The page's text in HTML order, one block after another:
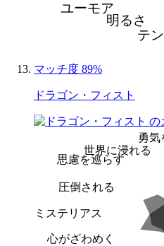
テ
明るさ
ユーモア
マッチ度 89%
ドラゴン・フィスト
勇気
心がざわめく
ミステリアス
圧倒される
思慮を巡らす
世界に浸れる